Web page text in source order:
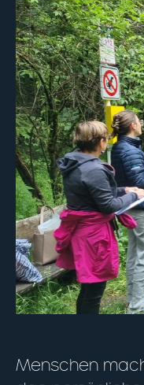
Menschen